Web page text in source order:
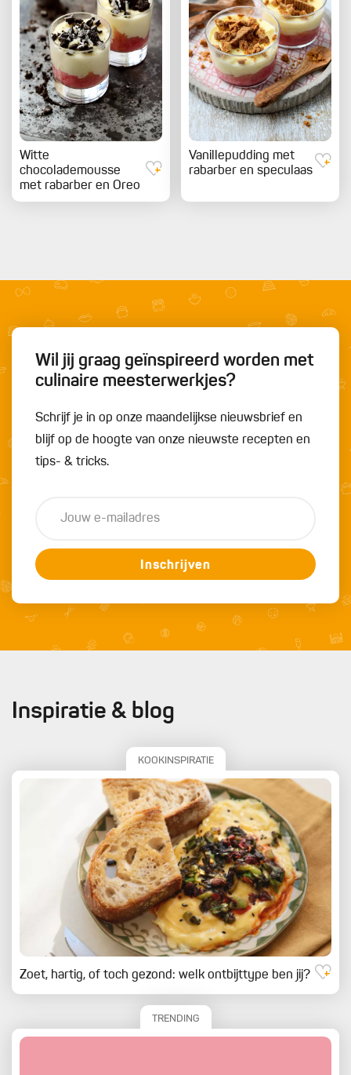
Witte
chocolademousse
met rabarber en Oreo
Vanillepudding met
rabarber en speculaas
Wil jij graag geïnspireerd worden met
culinaire meesterwerkjes?
Schrijf je in op onze maandelijkse nieuwsbrief en
blijf op de hoogte van onze nieuwste recepten en
tips- & tricks.
Inschrijven
Inspiratie & blog
KOOKINSPIRATIE
Zoet, hartig, of toch gezond: welk ontbijttype ben jij?
TRENDING